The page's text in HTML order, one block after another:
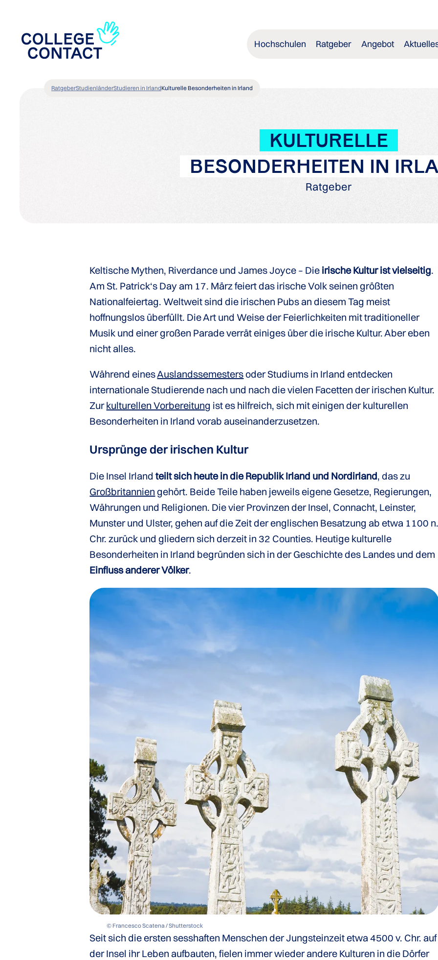
Hochschulen Ratgeber Angebot
RatgeberStudienländerStudieren in IrlandKulturelle Besonderheiten in Irland
KULTURELLE
BESONDERHEITEN IN
Ratgeber
Keltische Mythen, Riverdance und James Joyce – Die irische Kultur ist vielseitig.
Am St. Patrick‘s Day am 17. März feiert das irische Volk seinen größten
Nationalfeiertag. Weltweit sind die irischen Pubs an diesem Tag meist
hoffnungslos überfüllt. Die Art und Weise der Feierlichkeiten mit traditioneller
Musik und einer großen Parade verrät einiges über die irische Kultur. Aber eben
nicht alles.
Während einesAuslandssemestersoder Studiums in Irland entdecken
internationale Studierende nach und nach die vielen Facetten der irischen Kultur.
Zurkulturellen Vorbereitung ist es hilfreich, sich mit einigen der kulturellen
Besonderheiten in Irland vorab auseinanderzusetzen.
Ursprünge der irischen Kultur
Die Insel Irlandteilt sich heute in die Republik Irland und Nordirland, das zu
Großbritannien gehört. Beide Teile haben jeweils eigene Gesetze, Regierungen,
Währungen und Religionen. Die vier Provinzen der Insel, Connacht, Leinster,
Munster und Ulster, gehen auf die Zeit der englischen Besatzung ab etwa 1100
Chr. zurück und gliedern sich derzeit in 32 Counties. Heutige kulturelle
Besonderheiten in Irland begründen sich in der Geschichte des Landes und dem
Einfluss anderer Völker.
© Francesco Scatena / Shutterstock
Seit sich die ersten sesshaften Menschen der Jungsteinzeit etwa 4500 v. Chr. auf
der Insel ihr Leben aufbauten, fielen immer wieder andere Kulturen in die Dörfer